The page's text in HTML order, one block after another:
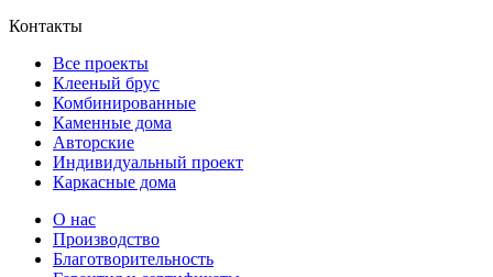
Контакты
Все проекты
Клееный брус
Комбинированные
Каменные дома
Авторские
Индивидуальный проект
Каркасные дома
О нас
Производство
Благотворительность